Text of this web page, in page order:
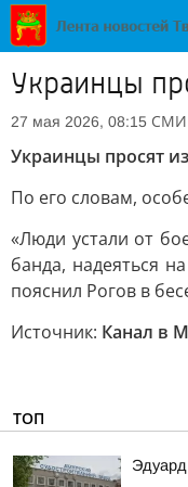
Украинцы
27 мая 2026, 08:15 СМИ
Украинцы просят
По его словам,
«Люди устали от
банда, надеяться
пояснил Рогов в
Источник: Канал в
ТОП